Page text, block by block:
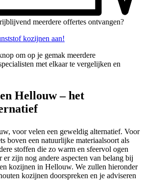
meerdere offertes ontvangen?
kozijnen aan!
om op je gemak meerdere
met elkaar te vergelijken en
Hellouw – het
voor velen een geweldig alternatief. Voor
boven een natuurlijke materiaalsoort als
stoffen die zo warm en sfeervol ogen
er zijn nog andere aspecten van belang bij
kozijnen in Hellouw. We zullen hieronder
kozijnen doorspreken en je adviseren